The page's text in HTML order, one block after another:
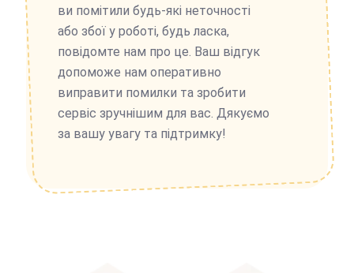
ви помітили будь-які неточності
або збої у роботі, будь ласка,
повідомте нам про це. Ваш відгук
допоможе нам оперативно
виправити помилки та зробити
сервіс зручнішим для вас. Дякуємо
за вашу увагу та підтримку!